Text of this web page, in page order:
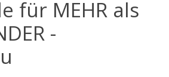
für MEHR als
-